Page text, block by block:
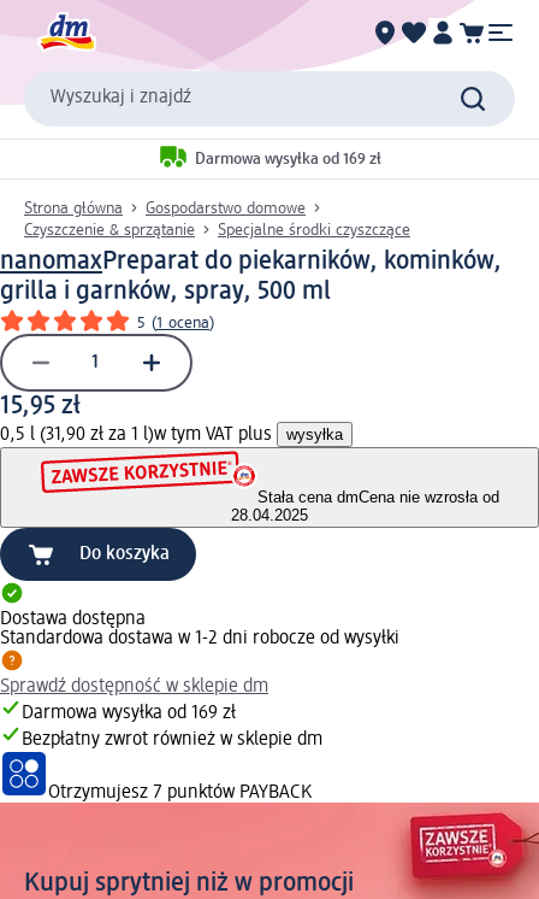
Wyszukaj i znajdź
Darmowa wysyłka od 169 zł
Strona główna
Gospodarstwo domowe
Czyszczenie & sprzątanie
Specjalne środki czyszczące
nanomaxPreparat do piekarników, kominków,
grilla i garnków, spray, 500 ml
5 (1 ocena)
15,95 zł
0,5 l (31,90 zł za 1 l)w tym VAT plus wysyłka
Stała cena dmCena nie wzrosła od
28.04.2025
Do koszyka
Dostawa dostępna
Standardowa dostawa w 1-2 dni robocze od wysyłki
Sprawdź dostępność w sklepie dm
Darmowa wysyłka od 169 zł
Bezpłatny zwrot również w sklepie dm
Otrzymujesz 7 punktów PAYBACK
Kupuj sprytniej niż w promocji